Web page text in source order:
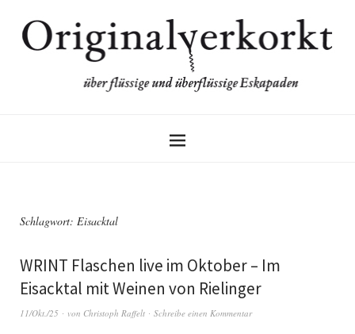
Schlagwort: Eisacktal
WRINT Flaschen live im Oktober – Im
Eisacktal mit Weinen von Rielinger
11/Okt./25 von Christoph Raffelt Schreibe einen Kommentar